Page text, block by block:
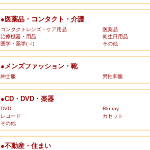
●医薬品・コンタクト・介護
コンタクトレンズ・ケア用品 医薬品
治療機器・用品
衛生日用品
医学・薬学(⇒)
その他
●メンズファッション・靴
紳士服 男性和服
●CD・DVD・楽器
DVD Blu-ray
レコード
カセット
その他
●不動産・住まい